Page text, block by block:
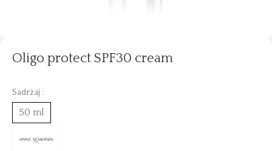
Oligo protect SPF30 cream
Sadržaj :
50 ml